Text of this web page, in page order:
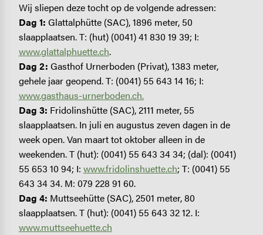
Wij sliepen deze tocht op de volgende adressen:
Dag 1: Glattalphütte (SAC), 1896 meter, 50
slaapplaatsen. T: (hut) (0041) 41 830 19 39; I:
www.glattalphuette.ch.
Dag 2: Gasthof Urnerboden (Privat), 1383 meter,
gehele jaar geopend. T: (0041) 55 643 14 16; I:
www.gasthaus-urnerboden.ch.
Dag 3: Fridolinshütte (SAC), 2111 meter, 55
slaapplaatsen. In juli en augustus zeven dagen in de
week open. Van maart tot oktober alleen in de
weekenden. T (hut): (0041) 55 643 34 34; (dal): (0041)
55 653 10 94; I: www.fridolinshuette.ch; T: (0041) 55
643 34 34. M: 079 228 91 60.
Dag 4: Muttseehütte (SAC), 2501 meter, 80
slaapplaatsen. T (hut): (0041) 55 643 32 12. I:
www.muttseehuette.ch